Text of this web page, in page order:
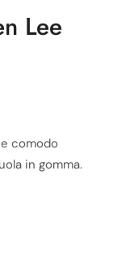
Lee
comodo
in gomma.